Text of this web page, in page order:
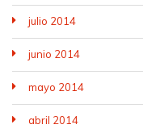
julio 2014
junio 2014
mayo 2014
abril 2014